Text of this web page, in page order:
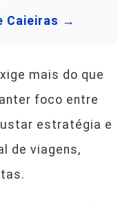
Caieiras →
mais do que
foco entre
estratégia e
de viagens,